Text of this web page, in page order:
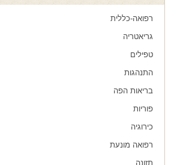
רפואה-כללית
גריאטריה
טפילים
התנהגות
בריאות הפה
פוריות
כירוגיה
רפואה מונעת
תזונה